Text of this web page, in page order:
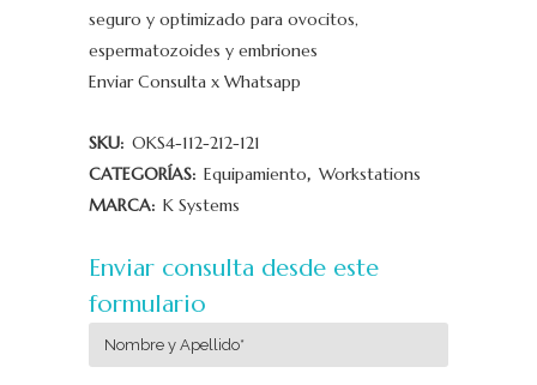
seguro y optimizado para ovocitos,
espermatozoides y embriones
Enviar Consulta x Whatsapp
SKU: OKS4-112-212-121
CATEGORÍAS: Equipamiento, Workstations
MARCA: K Systems
Enviar consulta desde este
formulario